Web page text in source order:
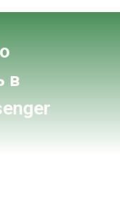
в